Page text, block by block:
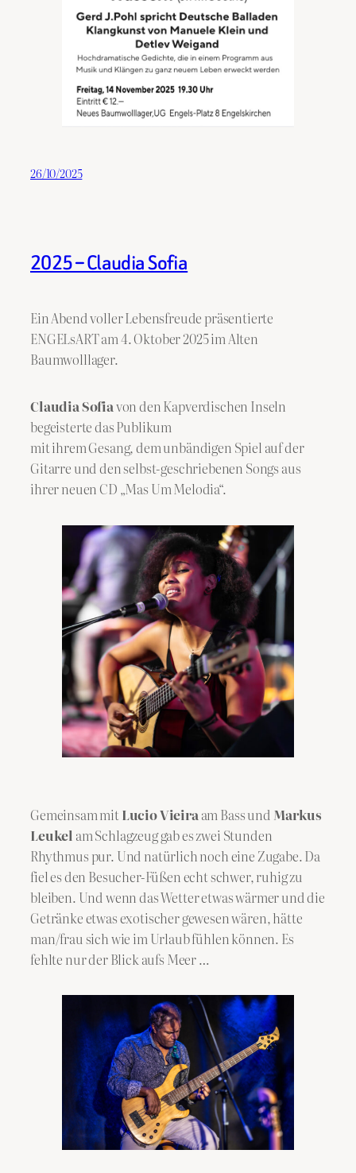
26/10/2025
2025 – Claudia Sofia
Ein Abend voller Lebensfreude präsentierte
ENGELsART am 4. Oktober 2025 im Alten
Baumwolllager.
Claudia Sofiavon den Kapverdischen Inseln
begeisterte das Publikum
mit ihrem Gesang, dem unbändigen Spiel auf der
Gitarre und den selbst-geschriebenen Songs aus
ihrer neuen CD „Mas Um Melodia“.
Gemeinsam mitLucio Vieira am Bass und Markus
Leukel am Schlagzeug gab es zwei Stunden
Rhythmus pur. Und natürlich noch eine Zugabe. Da
fiel es den Besucher-Füßen echt schwer, ruhig zu
bleiben. Und wenn das Wetter etwas wärmer und die
Getränke etwas exotischer gewesen wären, hätte
man/frau sich wie im Urlaub fühlen können. Es
fehlte nur der Blick aufs Meer …